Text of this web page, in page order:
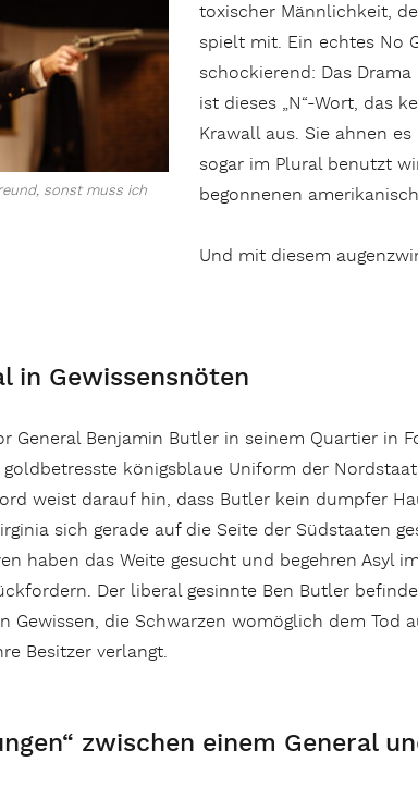
sonst muss ich
toxischer Männlichkeit,
spielt mit. Ein echtes No
schockierend: Das
ist dieses „N“-Wort, das
Krawall aus. Sie ahnen
sogar im Plural benutzt
begonnenen
Und mit diesem
in Gewissensnöten
General Benjamin Butler in seinem Quartier in
königsblaue Uniform der
weist darauf hin, dass Butler kein dumpfer
sich gerade auf die Seite der Südstaaten
haben das Weite gesucht und begehren Asyl
Der liberal gesinnte Ben Butler
Gewissen, die Schwarzen womöglich dem Tod
Besitzer verlangt.
zwischen einem General